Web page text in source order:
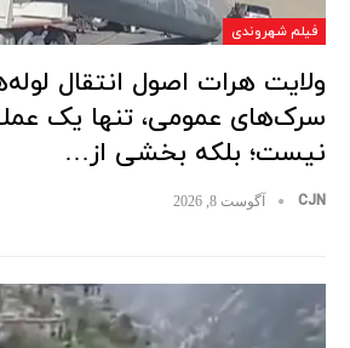
فیلم شهروندی
ولایت هرات اصول انتقال
سرک‌های عمومی، تنها یک
نیست؛ بلکه بخشی از…
CJN آگوست 8, 2026